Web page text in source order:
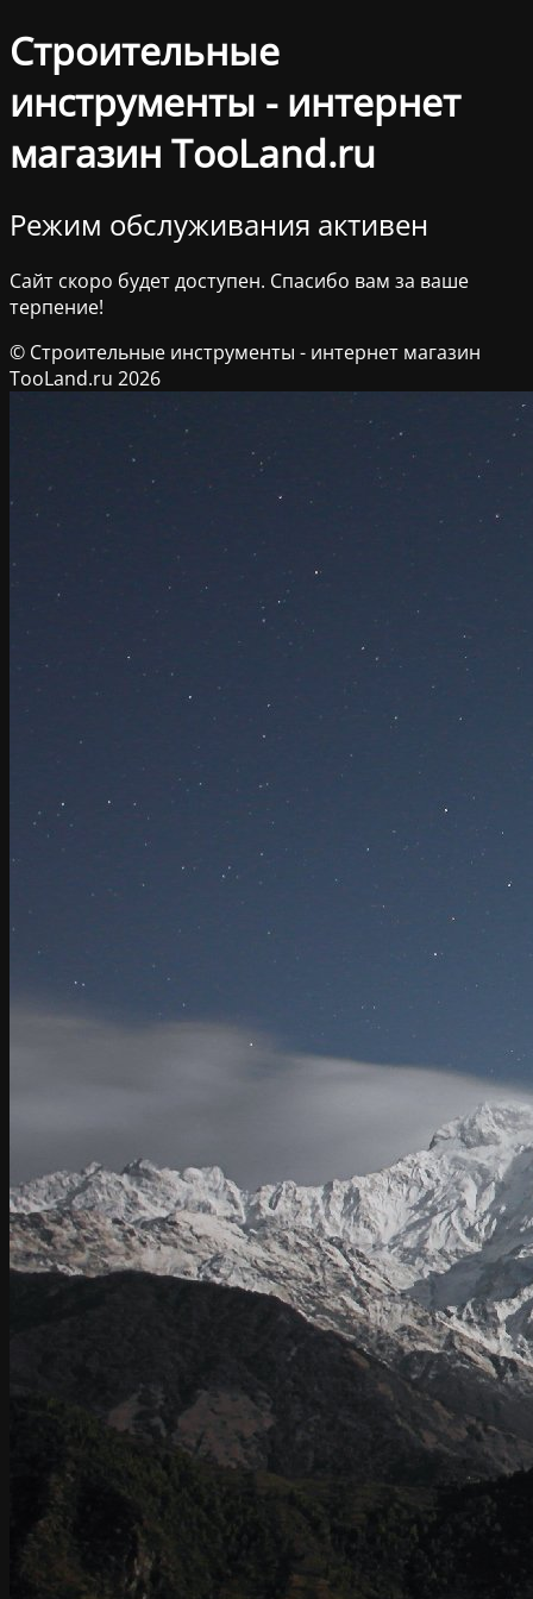
Строительные
инструменты - интернет
магазин TooLand.ru
Режим обслуживания активен
Сайт скоро будет доступен. Спасибо вам за ваше
терпение!
© Строительные инструменты - интернет магазин
TooLand.ru 2026